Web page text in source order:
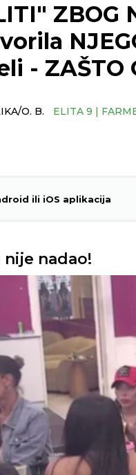
ZBOG
- ZAŠTO
O. B. ELITA 9 |
ili iOS aplikacija
nadao!